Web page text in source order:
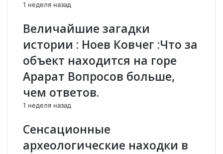
А
М
Н
,
Е
Ж
И
Х
п
а
в
е
и
1 неделя назад
Величайшие загадки
истории : Ноев Ковчег :Что за
объект находится на горе
Арарат Вопросов больше,
чем ответов.
1 неделя назад
Сенсационные
археологические находки в